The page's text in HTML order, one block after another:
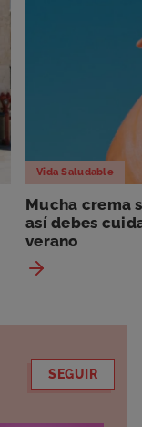
Vida Saludable
Mucha crema
así debes
verano
SEGUIR